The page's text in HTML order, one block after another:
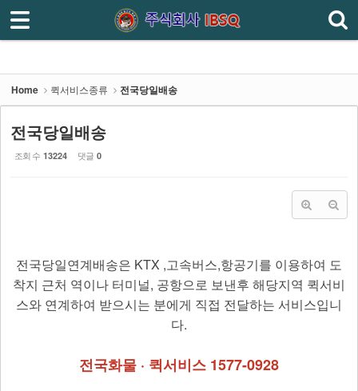
Home 퀵서비스종류 전국당일배송
전국당일배송
조회 수 13224 댓글 0
전국당일연계배송은 KTX ,고속버스,항공기를 이용하여 도
착지 근처 역이나 터미널, 공항으로 보낸후 해당지역 퀵서비
스와 연계하여 받으시는 분에게 직접 전달하는 서비스입니
다.
전국화물 · 퀵서비스 1577-0928
로그인 회원가입
회사소개
퀵서비스종류
- 전국당일배송
- 전국화물배송